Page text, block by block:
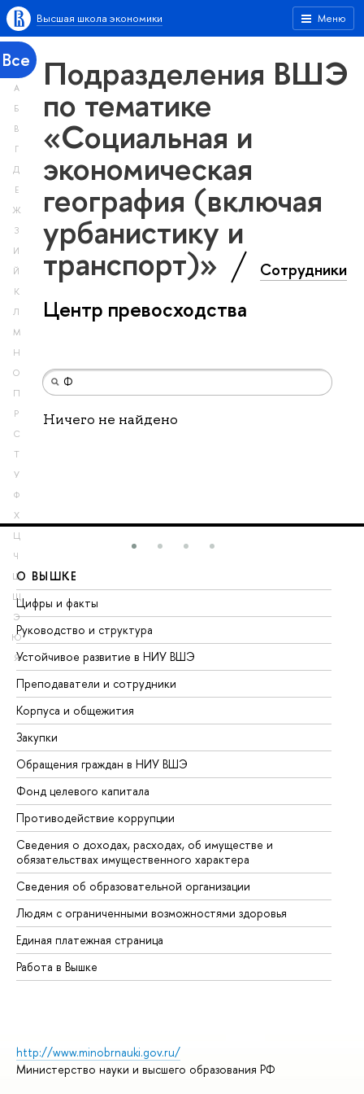
Меню
Высшая школа экономики
Все
А
Б
В
Г
Д
Е
Ж
З
И
Й
К
Л
М
Н
О
П
Р
С
Т
У
Ф
Х
Ц
Ч
Ш
Щ
Э
Ю
Я
Подразделения ВШЭ
по тематике
«Социальная и
экономическая
география (включая
урбанистику и
транспорт)» Сотрудники
Центр превосходства
Ничего не найдено
О ВЫШКЕ
Цифры и факты
Руководство и структура
Устойчивое развитие в НИУ ВШЭ
Преподаватели и сотрудники
Корпуса и общежития
Закупки
Обращения граждан в НИУ ВШЭ
Фонд целевого капитала
Противодействие коррупции
Сведения о доходах, расходах, об имуществе и
обязательствах имущественного характера
Сведения об образовательной организации
Людям с ограниченными возможностями здоровья
Единая платежная страница
Работа в Вышке
http://www.minobrnauki.gov.ru/
Министерство науки и высшего образования РФ